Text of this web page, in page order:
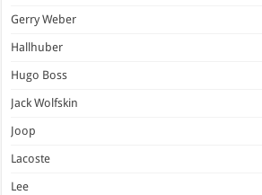
Gerry Weber
Hallhuber
Hugo Boss
Jack Wolfskin
Joop
Lacoste
Lee